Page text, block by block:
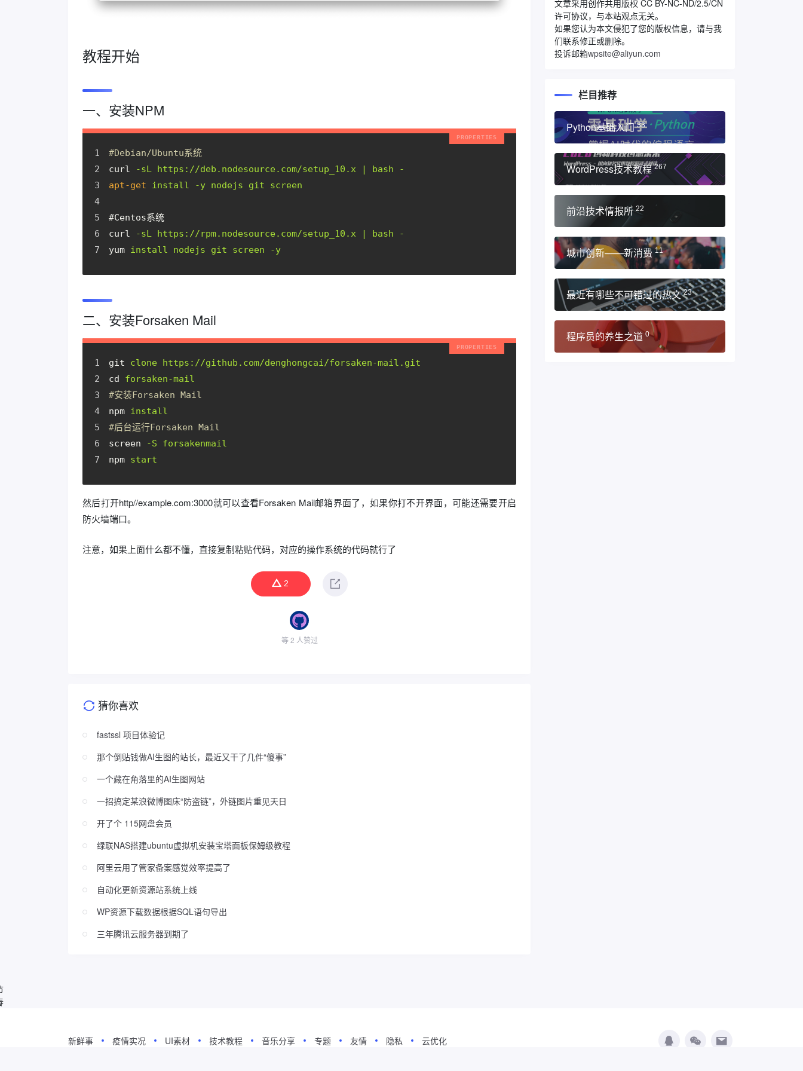
教程开始
一、安装NPM
#Debian/Ubuntu系统
curl
-sL https://deb.nodesource.com/setup_10.x | bash -
apt-get
install -y nodejs git screen
#Centos系统
curl
-sL https://rpm.nodesource.com/setup_10.x | bash -
yum install nodejs git screen -y
二、安装Forsaken Mail
git
clone https://github.com/denghongcai/forsaken-mail.git
cd
forsaken-mail
#安装Forsaken Mail
npm install
#后台运行Forsaken Mail
screen
-S forsakenmail
npm start
然后打开http//example.com:3000就可以查看Forsaken Mail邮箱界面了，如果你打不开界面，可能还需要开启
防火墙端口。
注意，如果上面什么都不懂，直接复制粘贴代码，对应的操作系统的代码就行了
2
等 2 人赞过
猜你喜欢
fastssl 项目体验记
那个倒贴钱做AI生图的站长，最近又干了几件“傻事”
一个藏在角落里的AI生图网站
一招搞定某浪微博图床“防盗链”，外链图片重见天日
开了个 115网盘会员
绿联NAS搭建ubuntu虚拟机安装宝塔面板保姆级教程
阿里云用了管家备案感觉效率提高了
自动化更新资源站系统上线
WP资源下载数据根据SQL语句导出
三年腾讯云服务器到期了
文章采用创作共用版权 CC BY-NC-ND/2.5/CN
许可协议，与本站观点无关。
如果您认为本文侵犯了您的版权信息，请与我
们联系修正或删除。
投诉邮箱wpsite@aliyun.com
栏目推荐
Python基础入门 33
WordPress技术教程 267
前沿技术情报所 22
城市创新——新消费 11
最近有哪些不可错过的热文 23
程序员的养生之道 0
新鲜事 疫情实况 UI素材 技术教程 音乐分享 专题 友情 隐私 云优化